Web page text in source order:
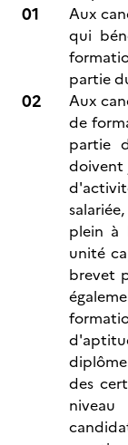
Aux
qui
partie
Aux
de
partie
doivent
plein à
unité
brevet
des